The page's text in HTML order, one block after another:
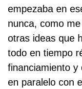
empezaba en
nunca, como
otras ideas que
todo en tiempo
financiamiento y
en paralelo con